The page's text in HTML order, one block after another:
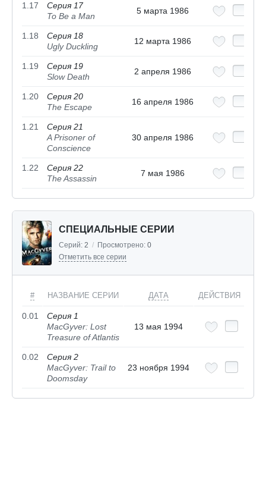
1.17
Серия 17
To Be a Man
5 марта 1986
1.18
Серия 18
Ugly Duckling
12 марта 1986
1.19
Серия 19
Slow Death
2 апреля 1986
1.20
Серия 20
The Escape
16 апреля 1986
1.21
Серия 21
A Prisoner of
Conscience
30 апреля 1986
1.22
Серия 22
The Assassin
7 мая 1986
СПЕЦИАЛЬНЫЕ СЕРИИ
Серий: 2 / Просмотрено: 0
Отметить все серии
# НАЗВАНИЕ СЕРИИ ДАТА ДЕЙСТВИЯ
0.01
Серия 1
MacGyver: Lost
Treasure of Atlantis
13 мая 1994
0.02
Серия 2
MacGyver: Trail to
Doomsday
23 ноября 1994